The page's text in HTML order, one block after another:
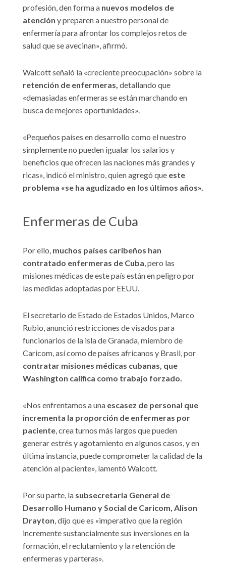
profesión, den forma a nuevos modelos de
atención y preparen a nuestro personal de
enfermería para afrontar los complejos retos de
salud que se avecinan», afirmó.
Walcott señaló la «creciente preocupación» sobre la
retención de enfermeras, detallando que
«demasiadas enfermeras se están marchando en
busca de mejores oportunidades».
«Pequeños países en desarrollo como el nuestro
simplemente no pueden igualar los salarios y
beneficios que ofrecen las naciones más grandes y
ricas», indicó el ministro, quien agregó que este
problema «se ha agudizado en los últimos años».
Enfermeras de Cuba
Por ello, muchos países caribeños han
contratado enfermeras de Cuba, pero las
misiones médicas de este país están en peligro por
las medidas adoptadas por EEUU.
El secretario de Estado de Estados Unidos, Marco
Rubio, anunció restricciones de visados para
funcionarios de la isla de Granada, miembro de
Caricom, así como de países africanos y Brasil, por
contratar misiones médicas cubanas, que
Washington califica como trabajo forzado.
«Nos enfrentamos a una escasez de personal que
incrementa la proporción de enfermeras por
paciente, crea turnos más largos que pueden
generar estrés y agotamiento en algunos casos, y en
última instancia, puede comprometer la calidad de la
atención al paciente», lamentó Walcott.
Por su parte, la subsecretaria General de
Desarrollo Humano y Social de Caricom, Alison
Drayton, dijo que es «imperativo que la región
incremente sustancialmente sus inversiones en la
formación, el reclutamiento y la retención de
enfermeras y parteras».